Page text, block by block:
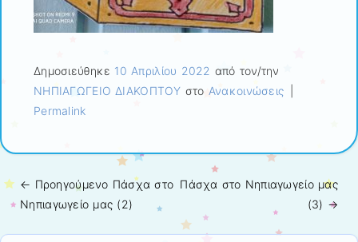
Δημοσιεύθηκε 10 Απριλίου 2022 από τον/την
ΝΗΠΙΑΓΩΓΕΙΟ ΔΙΑΚΟΠΤΟΥ στο Ανακοινώσεις
Permalink
Πλοήγηση άρθρων
← Προηγούμενo Πάσχα στο
Νηπιαγωγείο μας (2)
Πάσχα στο Νηπιαγωγείο μας
(3) →